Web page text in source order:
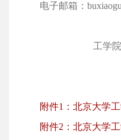
电子邮箱：
工学
附件1：北京大学
附件2：北京大学